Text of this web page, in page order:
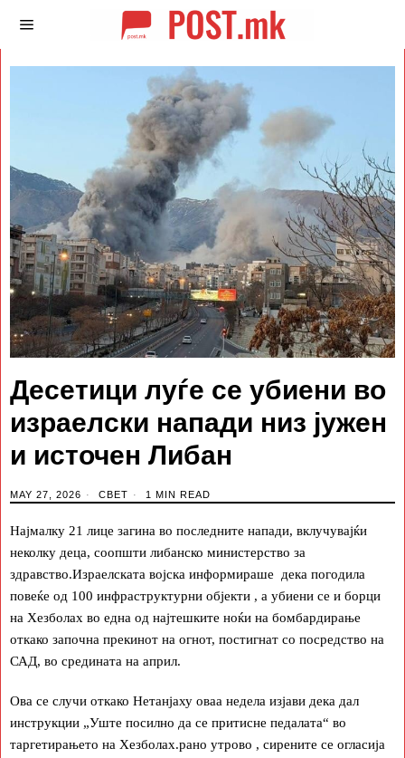
Десетици луѓе се убиени во
израелски напади низ јужен
и источен Либан
MAY 27, 2026 СВЕТ 1 MIN READ
Најмалку 21 лице загина во последните напади, вклучувајќи
неколку деца, соопшти либанско министерство за
здравство.Израелската војска информираше дека погодила
повеќе од 100 инфраструктурни објекти , а убиени се и борци
на Хезболах во една од најтешките ноќи на бомбардирање
откако започна прекинот на огнот, постигнат со посредство на
САД, во средината на април.
Ова се случи откако Нетанјаху оваа недела изјави дека дал
инструкции „Уште посилно да се притисне педалата“ во
таргетирањето на Хезболах.рано утрово , сирените се огласија